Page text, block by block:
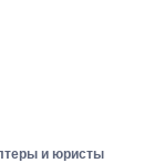
и юристы